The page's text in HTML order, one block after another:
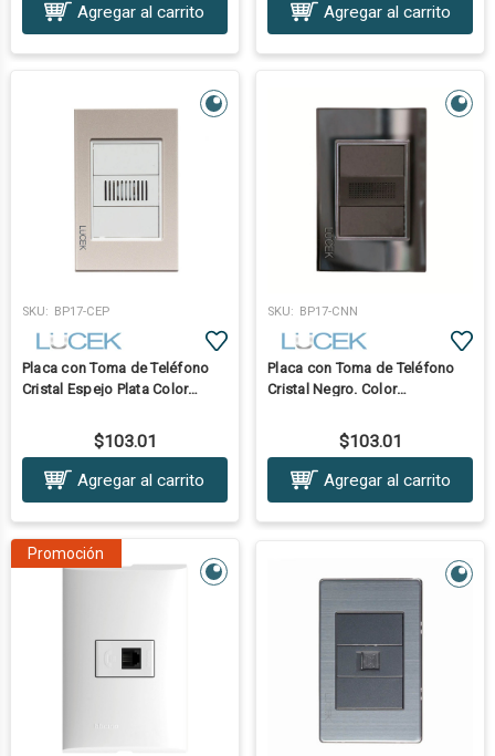
Agregar al carrito
Agregar al carrito
SKU: BP17-CEP
Placa con Toma de Teléfono
Cristal Espejo Plata Color
$103.01
Agregar al carrito
SKU: BP17-CNN
Placa con Toma de Teléfono
Cristal Negro. Color
$103.01
Agregar al carrito
Promoción